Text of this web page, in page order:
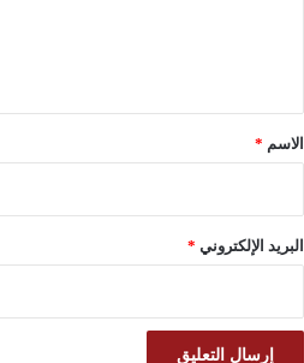
*الاسم *
البريد الإلكتروني *